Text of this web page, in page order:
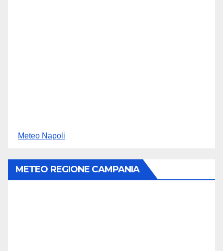
Meteo Napoli
METEO REGIONE CAMPANIA